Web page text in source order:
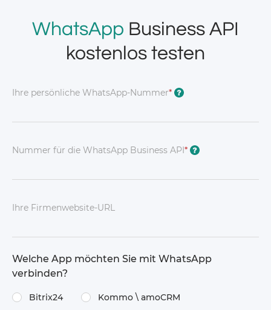
WhatsApp Business API
kostenlos testen
Ihre persönliche WhatsApp-Nummer* ?
Nummer für die WhatsApp Business API* ?
Ihre Firmenwebsite-URL
Welche App möchten Sie mit WhatsApp
verbinden?
Bitrix24 Kommo \​ amoCRM